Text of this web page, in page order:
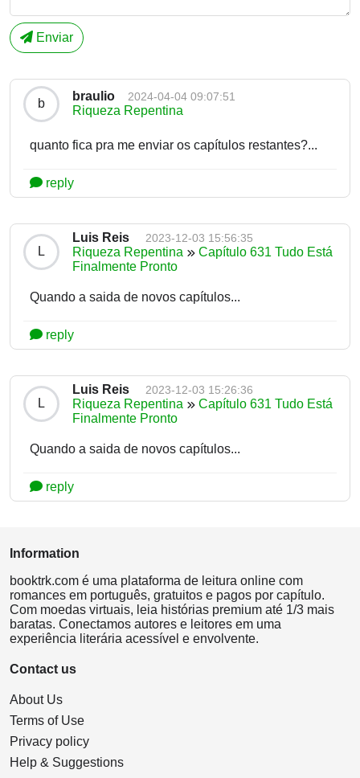
Enviar
b
braulio 2024-04-04 09:07:51
Riqueza Repentina
quanto fica pra me enviar os capítulos restantes?...
reply
L
Luis Reis 2023-12-03 15:56:35
Riqueza Repentina
Capítulo 631 Tudo Está
Finalmente Pronto
Quando a saida de novos capítulos...
reply
L
Luis Reis 2023-12-03 15:26:36
Riqueza Repentina
Capítulo 631 Tudo Está
Finalmente Pronto
Quando a saida de novos capítulos...
reply
Information
booktrk.com é uma plataforma de leitura online com
romances em português, gratuitos e pagos por capítulo.
Com moedas virtuais, leia histórias premium até 1/3 mais
baratas. Conectamos autores e leitores em uma
experiência literária acessível e envolvente.
Contact us
About Us
Terms of Use
Privacy policy
Help & Suggestions